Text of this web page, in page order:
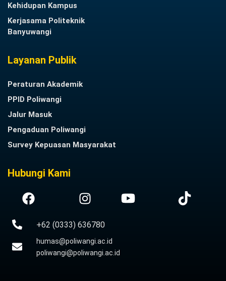
Kehidupan Kampus
Kerjasama Politeknik
Banyuwangi
Layanan Publik
Peraturan Akademik
PPID Poliwangi
Jalur Masuk
Pengaduan Poliwangi
Survey Kepuasan Masyarakat
Hubungi Kami
+62 (0333) 636780
humas@poliwangi.ac.id
poliwangi@poliwangi.ac.id